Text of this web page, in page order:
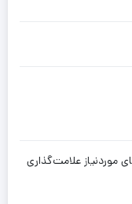
موردنیاز علامت‌گذاری